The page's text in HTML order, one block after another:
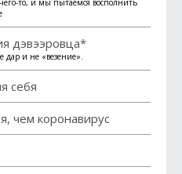
то, и мы пытаемся восполнить
дэвээровца*
дар и не «везение».
себя
чем коронавирус